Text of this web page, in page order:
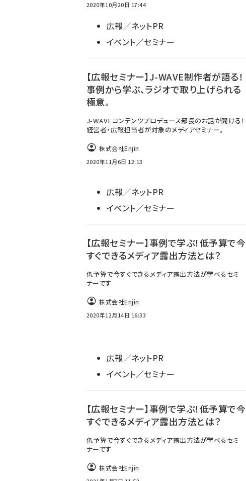
2020年10月20日 17:44
広報／ネットPR
イベント／セミナー
【広報セミナー】J-WAVE制作者が語る！
事例から学ぶ、ラジオで取り上げられる
極意。
J-WAVEコンテンツプロデュース部長のお話が聞ける！
経営者・広報担当者が対象のメディアセミナー。
株式会社Enjin
2020年11月6日 12:13
広報／ネットPR
イベント／セミナー
【広報セミナー】事例で学ぶ！低予算で今
すぐできるメディア露出方法とは？
低予算で今すぐできるメディア露出方法が学べるセミ
ナーです
株式会社Enjin
2020年12月14日 16:33
広報／ネットPR
イベント／セミナー
【広報セミナー】事例で学ぶ！低予算で今
すぐできるメディア露出方法とは？
低予算で今すぐできるメディア露出方法が学べるセミ
ナーです
株式会社Enjin